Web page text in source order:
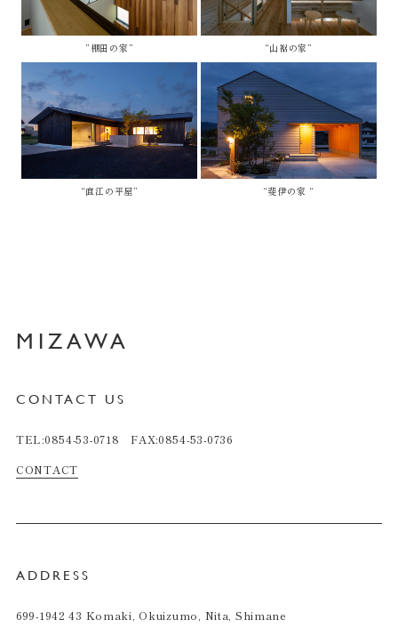
”棚田の家” “山裾の家”
“直江の平屋” “斐伊の家 “
MIZAWA
CONTACT US
TEL:0854-53-0718 FAX:0854-53-0736
CONTACT
ADDRESS
699-1942 43 Komaki, Okuizumo, Nita, Shimane